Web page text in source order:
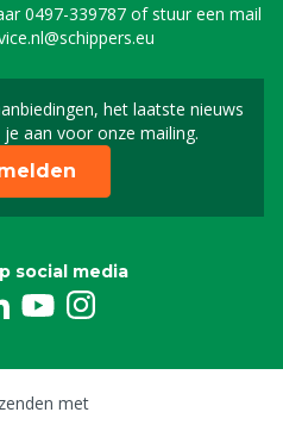
0497-339787of stuur een mail
het laatste nieuws
aan voor onze mailing.
Schrijf je in voor onze
social media
met